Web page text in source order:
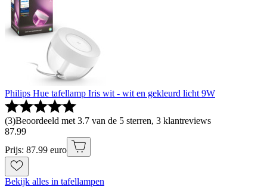
Philips Hue tafellamp Iris wit - wit en gekleurd licht 9W
(3)Beoordeeld met 3.7 van de 5 sterren, 3 klantreviews
87.99
Prijs: 87.99 euro
Bekijk alles in tafellampen